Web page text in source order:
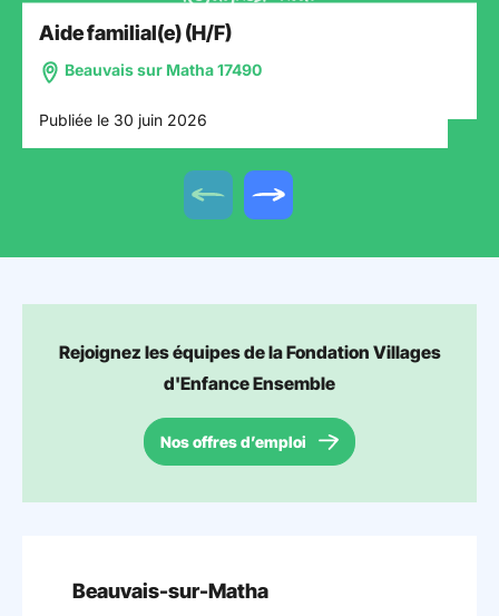
Aide familial(e) (H/F)
Beauvais sur Matha 17490
Publiée le 30 juin 2026
Offre précédente
Offre suivante
Rejoignez les équipes de la Fondation Villages
d'Enfance Ensemble
Nos offres d’emploi
Beauvais-sur-Matha